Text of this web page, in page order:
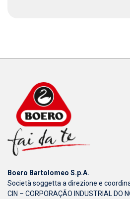
Boero Bartolomeo S.p.A.
Società soggetta a direzione e
CIN – CORPORAÇÃO INDUSTRIAL DO